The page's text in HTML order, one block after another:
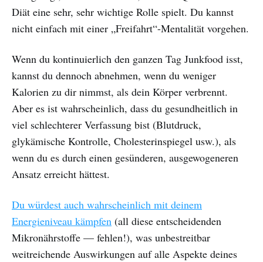
Diät eine sehr, sehr wichtige Rolle spielt. Du kannst
nicht einfach mit einer „Freifahrt“-Mentalität vorgehen.
Wenn du kontinuierlich den ganzen Tag Junkfood isst,
kannst du dennoch abnehmen, wenn du weniger
Kalorien zu dir nimmst, als dein Körper verbrennt.
Aber es ist wahrscheinlich, dass du gesundheitlich in
viel schlechterer Verfassung bist (Blutdruck,
glykämische Kontrolle, Cholesterinspiegel usw.), als
wenn du es durch einen gesünderen, ausgewogeneren
Ansatz erreicht hättest.
Du würdest auch wahrscheinlich mit deinem
Energieniveau kämpfen (all diese entscheidenden
Mikronährstoffe — fehlen!), was unbestreitbar
weitreichende Auswirkungen auf alle Aspekte deines